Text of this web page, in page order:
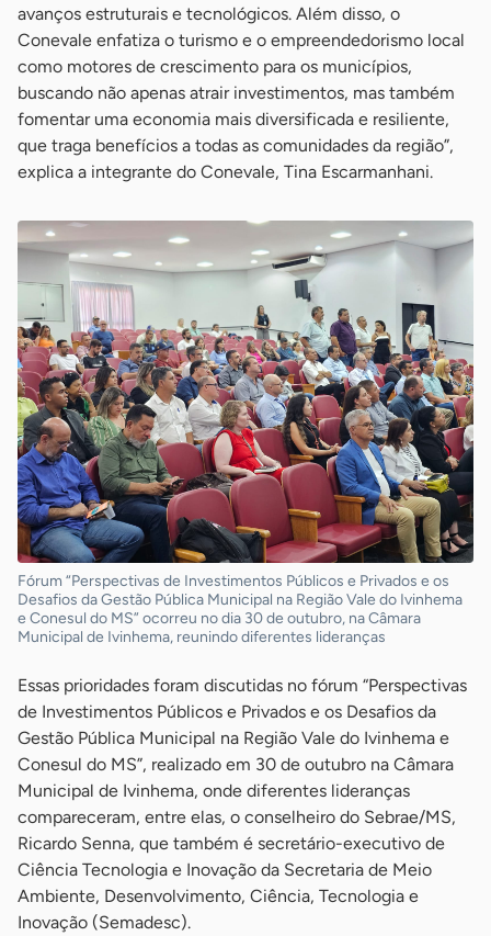
avanços estruturais e tecnológicos. Além disso, o
Conevale enfatiza o turismo e o empreendedorismo local
como motores de crescimento para os municípios,
buscando não apenas atrair investimentos, mas também
fomentar uma economia mais diversificada e resiliente,
que traga benefícios a todas as comunidades da região”,
explica a integrante do Conevale, Tina Escarmanhani.
Fórum “Perspectivas de Investimentos Públicos e Privados e os
Desafios da Gestão Pública Municipal na Região Vale do Ivinhema
e Conesul do MS” ocorreu no dia 30 de outubro, na Câmara
Municipal de Ivinhema, reunindo diferentes lideranças
Essas prioridades foram discutidas no fórum “Perspectivas
de Investimentos Públicos e Privados e os Desafios da
Gestão Pública Municipal na Região Vale do Ivinhema e
Conesul do MS”, realizado em 30 de outubro na Câmara
Municipal de Ivinhema, onde diferentes lideranças
compareceram, entre elas, o conselheiro do Sebrae/MS,
Ricardo Senna, que também é secretário-executivo de
Ciência Tecnologia e Inovação da Secretaria de Meio
Ambiente, Desenvolvimento, Ciência, Tecnologia e
Inovação (Semadesc).